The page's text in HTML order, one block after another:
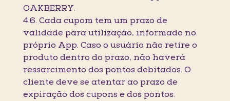
OAKBERRY.
4.6. Cada cupom tem um prazo de
validade para utilização, informado no
próprio App. Caso o usuário não retire o
produto dentro do prazo, não haverá
ressarcimento dos pontos debitados. O
cliente deve se atentar ao prazo de
expiração dos cupons e dos pontos.